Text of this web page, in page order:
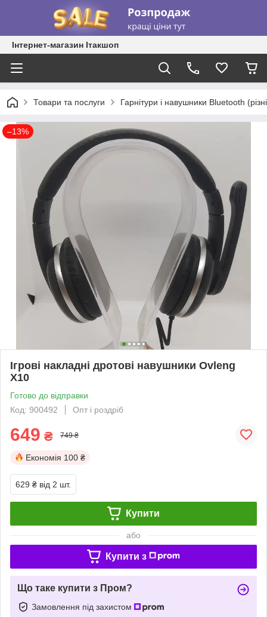
Інтернет-магазин Ітакшоп
Товари та послуги Гарнітури і навушники Bluetooth
–13%
Ігрові накладні дротові навушники Ovleng
X10
Готово до відправки
Код: 900492
Опт і роздріб
649 ₴ 749 ₴
Економія 100 ₴
629 ₴ від 2 шт.
Купити
або
Купити з
Що таке купити з Пром?
Замовлення під захистом